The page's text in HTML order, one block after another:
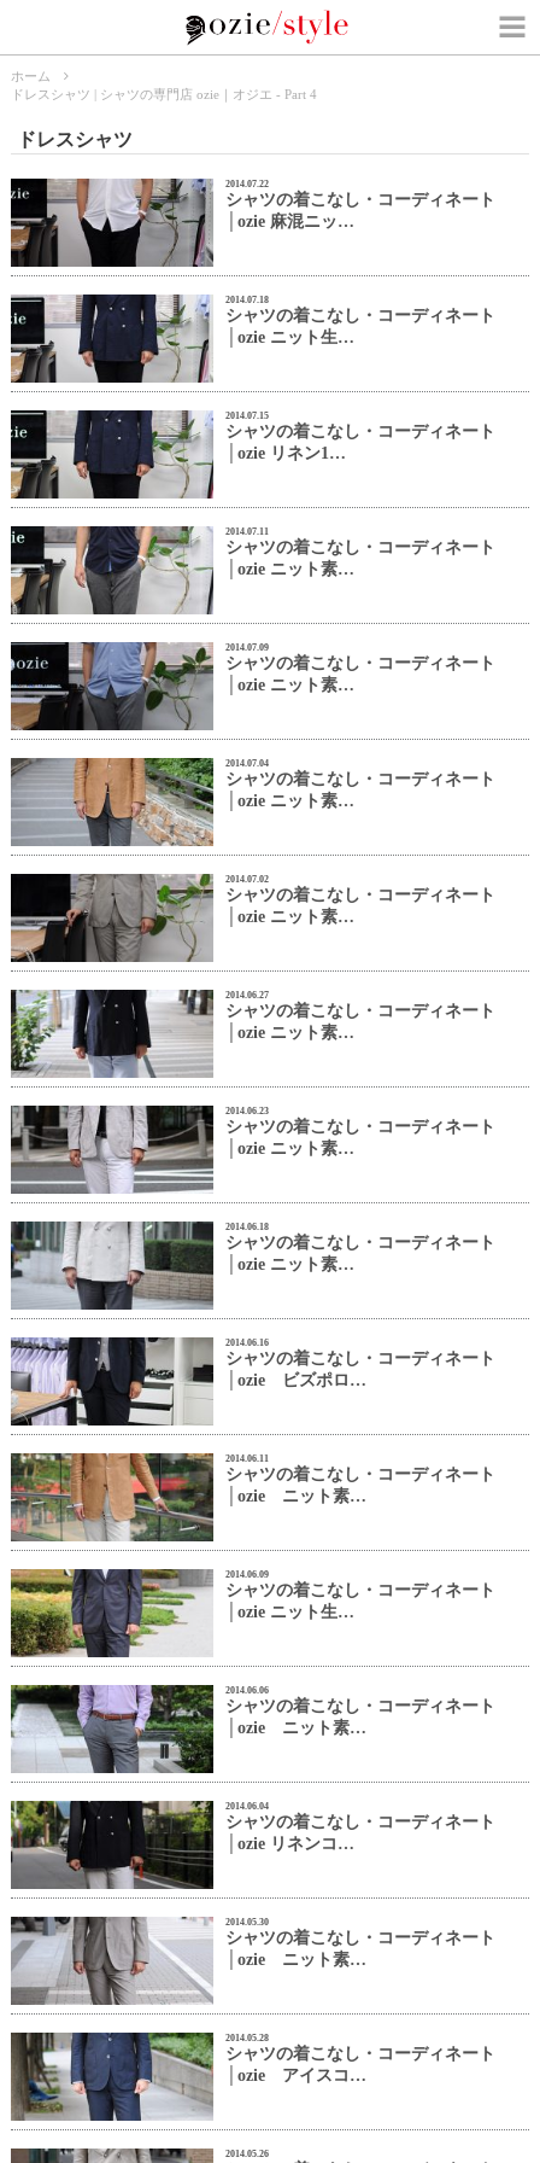
ホーム
ドレスシャツ | シャツの専門店 ozie｜オジエ - Part 4
ドレスシャツ
2014.07.22
シャツの着こなし・コーディネート
│ozie 麻混ニッ…
2014.07.18
シャツの着こなし・コーディネート
│ozie ニット生…
2014.07.15
シャツの着こなし・コーディネート
│ozie リネン1…
2014.07.11
シャツの着こなし・コーディネート
│ozie ニット素…
2014.07.09
シャツの着こなし・コーディネート
│ozie ニット素…
2014.07.04
シャツの着こなし・コーディネート
│ozie ニット素…
2014.07.02
シャツの着こなし・コーディネート
│ozie ニット素…
2014.06.27
シャツの着こなし・コーディネート
│ozie ニット素…
2014.06.23
シャツの着こなし・コーディネート
│ozie ニット素…
2014.06.18
シャツの着こなし・コーディネート
│ozie ニット素…
2014.06.16
シャツの着こなし・コーディネート
│ozie ビズポロ…
2014.06.11
シャツの着こなし・コーディネート
│ozie ニット素…
2014.06.09
シャツの着こなし・コーディネート
│ozie ニット生…
2014.06.06
シャツの着こなし・コーディネート
│ozie ニット素…
2014.06.04
シャツの着こなし・コーディネート
│ozie リネンコ…
2014.05.30
シャツの着こなし・コーディネート
│ozie ニット素…
2014.05.28
シャツの着こなし・コーディネート
│ozie アイスコ…
2014.05.26